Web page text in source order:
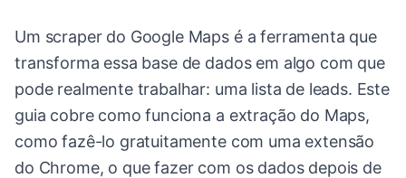
Um scraper do Google Maps é a ferramenta que
transforma essa base de dados em algo com que
pode realmente trabalhar: uma lista de leads. Este
guia cobre como funciona a extração do Maps,
como fazê-lo gratuitamente com uma extensão
do Chrome, o que fazer com os dados depois de